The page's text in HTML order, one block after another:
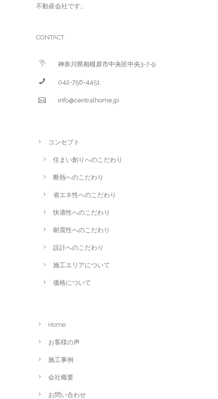
不動産会社です。
CONTACT
神奈川県相模原市中央区中央3-7-9
042-756-4451
info@centralhome.jp
コンセプト
住まい創りへのこだわり
断熱へのこだわり
省エネ性へのこだわり
快適性へのこだわり
耐震性へのこだわり
設計へのこだわり
施工エリアについて
価格について
Home
お客様の声
施工事例
会社概要
お問い合わせ